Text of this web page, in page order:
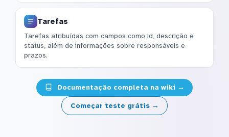
Tarefas
Tarefas atribuídas com campos como id, descrição e
status, além de informações sobre responsáveis e
prazos.
Documentação completa na wiki →
Começar teste grátis →